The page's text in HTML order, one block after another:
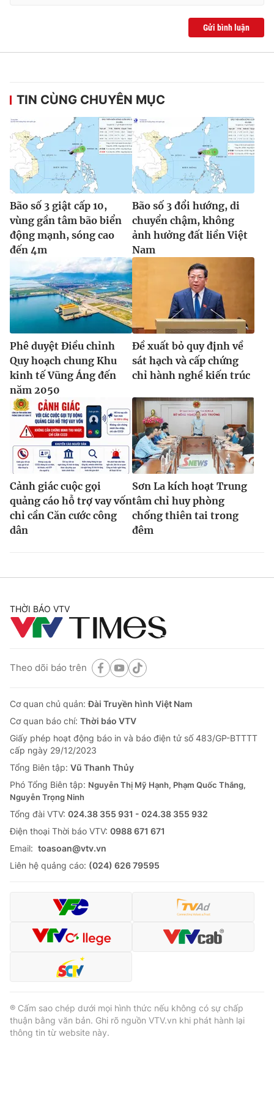
® Cấm sao chép dưới mọi hình thức nếu không có sự chấp
thuận bằng văn bản. Ghi rõ nguồn VTV.vn khi phát hành lại
thông tin từ website này.
Gửi bình luận
TIN CÙNG CHUYÊN MỤC
Bão số 3 giật cấp 10,
vùng gần tâm bão biển
động mạnh, sóng cao
đến 4m
Bão số 3 đổi hướng, di
chuyển chậm, không
ảnh hưởng đất liền Việt
Nam
Phê duyệt Điều chỉnh
Quy hoạch chung Khu
kinh tế Vũng Áng đến
năm 2050
Đề xuất bỏ quy định về
sát hạch và cấp chứng
chỉ hành nghề kiến trúc
Cảnh giác cuộc gọi
quảng cáo hỗ trợ vay vốn
chỉ cần Căn cước công
dân
Sơn La kích hoạt Trung
tâm chỉ huy phòng
chống thiên tai trong
đêm
THỜI BÁO VTV
Theo dõi báo trên
Cơ quan chủ quản:Đài Truyền hình Việt Nam
Cơ quan báo chí: Thời báo VTV
Giấy phép hoạt động báo in và báo điện tử số 483/GP-BTTTT
cấp ngày 29/12/2023
Tổng Biên tập: Vũ Thanh Thủy
Phó Tổng Biên tập: Nguyễn Thị Mỹ Hạnh, Phạm Quốc Thắng,
Nguyễn Trọng Ninh
Tổng đài VTV: 024.38 355 931 - 024.38 355 932
Ðiện thoại Thời báo VTV: 0988 671 671
Email: toasoan@vtv.vn
Liên hệ quảng cáo: (024) 626 79595
® Cấm sao chép dưới mọi hình thức nếu không có sự chấp
thuận bằng văn bản. Ghi rõ nguồn VTV.vn khi phát hành lại
thông tin từ website này.